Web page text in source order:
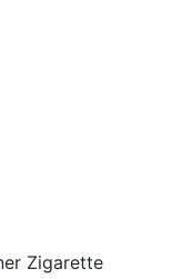
Zigarette